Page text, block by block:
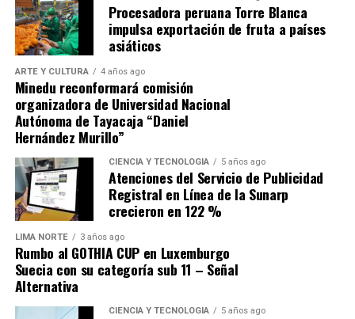
ante Los Chankas, sino buscar que Alianza Lima no se les
escape.
Source link
Comparte esto:
Procesadora peruana Torre Blanca
impulsa exportación de fruta a países
asiáticos
ARTE Y CULTURA 4 años ago
Minedu reconformará comisión
organizadora de Universidad Nacional
Autónoma de Tayacaja “Daniel
Hernández Murillo”
CIENCIA Y TECNOLOGÍA 5 años ago
Atenciones del Servicio de Publicidad
Registral en Línea de la Sunarp
crecieron en 122 %
LIMA NORTE 3 años ago
Rumbo al GOTHIA CUP en Luxemburgo
Suecia con su categoría sub 11 – Señal
Alternativa
CIENCIA Y TECNOLOGÍA 5 años ago